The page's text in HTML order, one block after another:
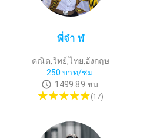
พี่จ๋า ฬ
คณิต,วิทย์,ไทย,อังกฤษ
250 บาท/ชม.
1499.89 ชม.
(17)